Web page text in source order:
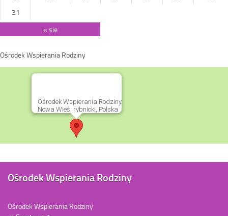
« sie
31
Ośrodek Wspierania Rodziny
Ośrodek Wspierania Rodziny
Nowa Wieś, rybnicki, Polska
Ośrodek Wspierania Rodziny
Ośrodek Wspierania Rodziny